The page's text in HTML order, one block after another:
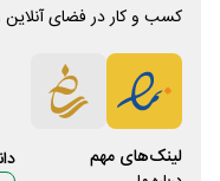
کسب و کار در فضای
لینک‌های مهم